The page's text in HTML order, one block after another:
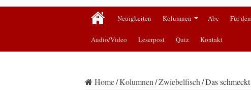
Neuigkeiten Kolumnen Abc Für
Audio/Video Leserpost Quiz Kontakt
Home/Kolumnen/Zwiebelfisch/Das